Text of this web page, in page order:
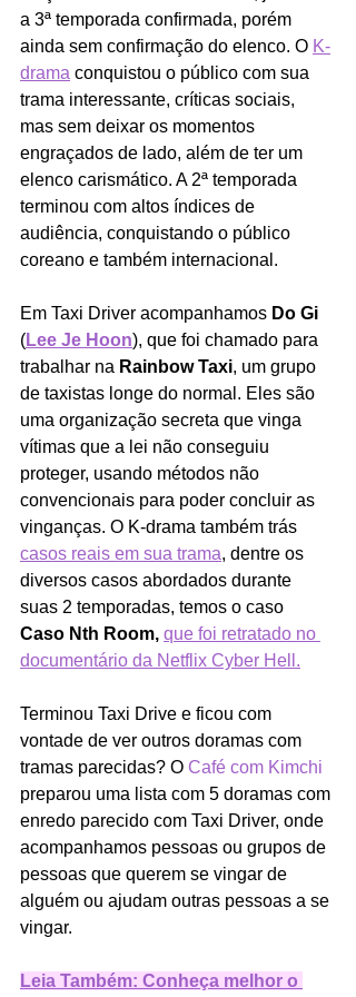
a 3ª temporada confirmada, porém
ainda sem confirmação do elenco. O K-
drama conquistou o público com sua
trama interessante, críticas sociais,
mas sem deixar os momentos
engraçados de lado, além de ter um
elenco carismático. A 2ª temporada
terminou com altos índices de
audiência, conquistando o público
coreano e também internacional.
Em Taxi Driver acompanhamos Do Gi
(Lee Je Hoon), que foi chamado para
trabalhar na Rainbow Taxi, um grupo
de taxistas longe do normal. Eles são
uma organização secreta que vinga
vítimas que a lei não conseguiu
proteger, usando métodos não
convencionais para poder concluir as
vinganças. O K-drama também trás
casos reais em sua trama, dentre os
diversos casos abordados durante
suas 2 temporadas, temos o caso
Caso Nth Room, que foi retratado no
documentário da Netflix Cyber Hell.
Terminou Taxi Drive e ficou com
vontade de ver outros doramas com
tramas parecidas? O Café com Kimchi
preparou uma lista com 5 doramas com
enredo parecido com Taxi Driver, onde
acompanhamos pessoas ou grupos de
pessoas que querem se vingar de
alguém ou ajudam outras pessoas a se
vingar.
Leia Também: Conheça melhor o